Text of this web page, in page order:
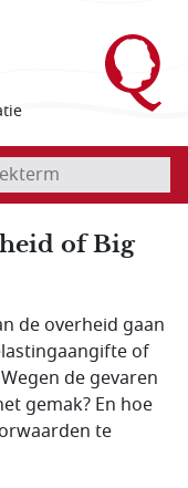
zoekterm
of Big
de overheid gaan
of
de gevaren
gemak? En hoe
te